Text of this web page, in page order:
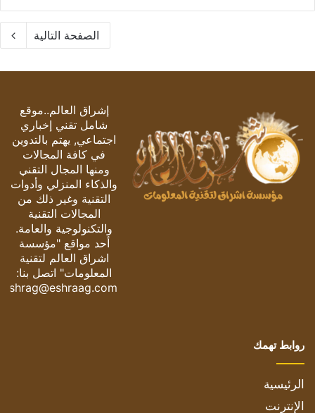
الصفحة التالية
إشراق العالم..موقع
شامل تقني إخباري
اجتماعي, يهتم بالتدوين
في كافة المجالات
ومنها المجال التقني
والذكاء المنزلي وأدوات
التقنية وغير ذلك من
المجالات التقنية
والتكنولوجية والعامة.
أحد مواقع "مؤسسة
اشراق العالم لتقنية
المعلومات" اتصل بنا:
eshrag@eshraag.com
روابط تهمك
الرئيسية
الإنترنت